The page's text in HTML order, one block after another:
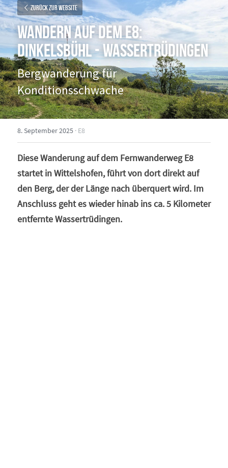
Zurück zur Website
Wandern auf dem E8:
Dinkelsbühl - Wassertrüdingen
Bergwanderung für
Konditionsschwache
8. September 2025 · E8
Diese Wanderung auf dem Fernwanderweg E8
startet in Wittelshofen, führt von dort direkt auf
den Berg, der der Länge nach überquert wird. Im
Anschluss geht es wieder hinab ins ca. 5 Kilometer
entfernte Wassertrüdingen.